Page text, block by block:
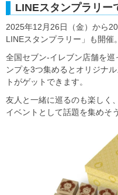
LINEスタンプラリー
2025年12月26日（金）から
LINEスタンプラリー」も開催。
全国セブン‐イレブン店舗を
ンプを3つ集めるとオリジナ
トがゲットできます。
友人と一緒に巡るのも楽しく
イベントとして話題を集めそ